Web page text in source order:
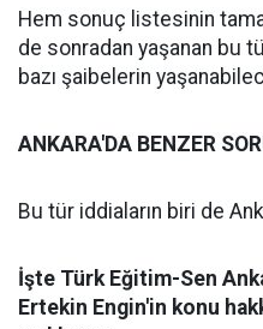
Hem sonuç listesinin
de sonradan yaşanan bu
bazı şaibelerin
ANKARA'DA BENZER
Bu tür iddiaların biri de
İşte Türk Eğitim-Sen
Ertekin Engin'in konu